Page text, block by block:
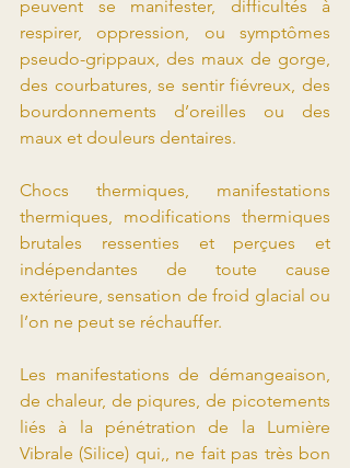
peuvent se manifester, difficultés à
respirer, oppression, ou symptômes
pseudo-grippaux, des maux de gorge,
des courbatures, se sentir fiévreux, des
bourdonnements d’oreilles ou des
maux et douleurs dentaires.
Chocs thermiques, manifestations
thermiques, modifications thermiques
brutales ressenties et perçues et
indépendantes de toute cause
extérieure, sensation de froid glacial ou
l’on ne peut se réchauffer.
Les manifestations de démangeaison,
de chaleur, de piqures, de picotements
liés à la pénétration de la Lumière
Vibrale (Silice) qui,, ne fait pas très bon